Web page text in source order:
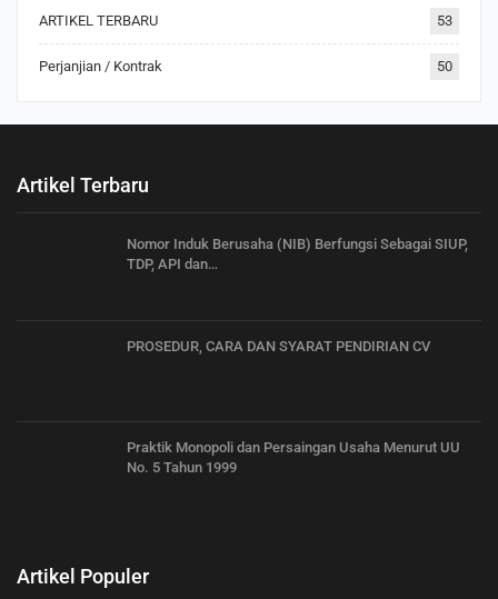
ARTIKEL TERBARU 53
Perjanjian / Kontrak 50
Artikel Terbaru
Nomor Induk Berusaha (NIB) Berfungsi Sebagai SIUP,
TDP, API dan…
PROSEDUR, CARA DAN SYARAT PENDIRIAN CV
Praktik Monopoli dan Persaingan Usaha Menurut UU
No. 5 Tahun 1999
Artikel Populer